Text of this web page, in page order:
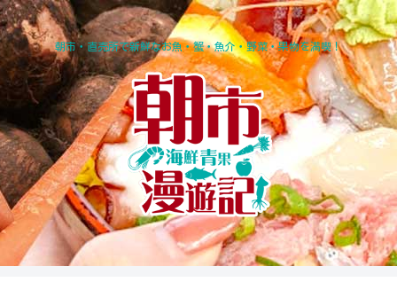
朝市・直売所で新鮮なお魚・蟹・魚介・野菜・果物を満喫！